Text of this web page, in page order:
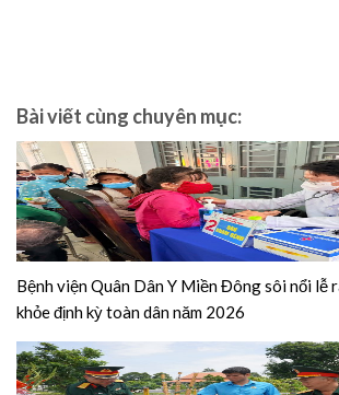
Bài viết cùng chuyên mục:
Bệnh viện Quân Dân Y Miền Đông sôi nổi lễ
khỏe định kỳ toàn dân năm 2026